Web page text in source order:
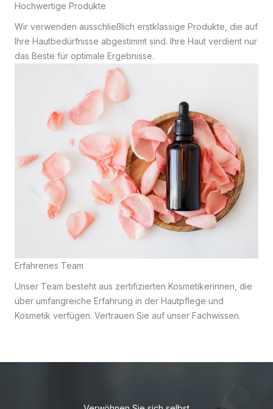
Erfahrenes Team
Unser Team besteht aus zertifizierten Kosmetikerinnen, die
über umfangreiche Erfahrung in der Hautpflege und
Kosmetik verfügen. Vertrauen Sie auf unser Fachwissen.
Hochwertige Produkte
Wir verwenden ausschließlich erstklassige Produkte, die auf
Ihre Hautbedürfnisse abgestimmt sind. Ihre Haut verdient nur
das Beste für optimale Ergebnisse.